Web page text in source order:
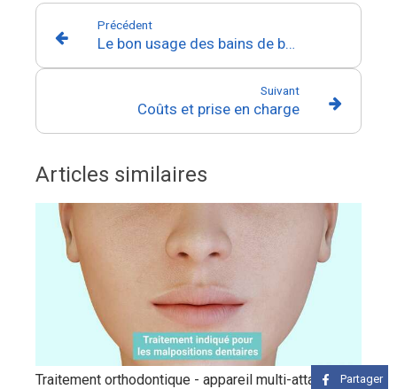
Précédent
Le bon usage des bains de bouche
Suivant
Coûts et prise en charge
Articles similaires
Traitement orthodontique - appareil multi-attache enPartager